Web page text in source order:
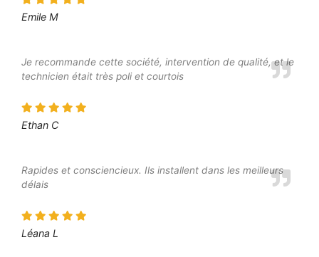
Emile M
Je recommande cette société, intervention de qualité, et le
technicien était très poli et courtois
Ethan C
Rapides et consciencieux. Ils installent dans les meilleurs
délais
Léana L